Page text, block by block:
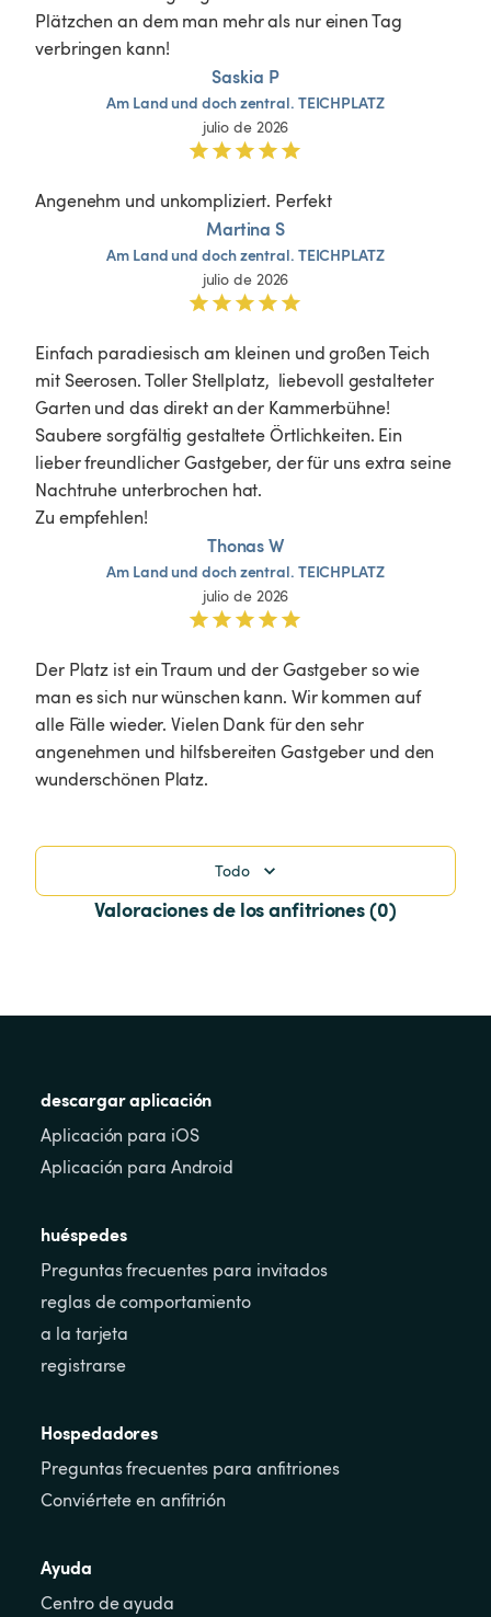
Plätzchen an dem man mehr als nur einen Tag
verbringen kann!
Saskia P
Am Land und dochzentral. TEICHPLATZ
julio de 2026
Angenehm und unkompliziert. Perfekt
Martina S
Am Land und dochzentral. TEICHPLATZ
julio de 2026
Einfach paradiesisch am kleinen und großen Teich
mit Seerosen. Toller Stellplatz,  liebevoll gestalteter
Garten und das direkt an der Kammerbühne!
Saubere sorgfältig gestaltete Örtlichkeiten. Ein
lieber freundlicher Gastgeber, der für uns extra seine
Nachtruhe unterbrochen hat.
Zu empfehlen!
Thonas W
Am Land und dochzentral. TEICHPLATZ
julio de 2026
Der Platz ist ein Traum und der Gastgeber so wie
man es sich nur wünschen kann. Wir kommen auf
alle Fälle wieder. Vielen Dank für den sehr
angenehmen und hilfsbereiten Gastgeber und den
wunderschönen Platz.
Todo
Valoraciones de los anfitriones (0)
descargar aplicación
Aplicación para iOS
Aplicación para Android
huéspedes
Preguntas frecuentes para invitados
reglas de comportamiento
a la tarjeta
registrarse
Hospedadores
Preguntas frecuentes para anfitriones
Conviértete en anfitrión
Ayuda
Centro de ayuda